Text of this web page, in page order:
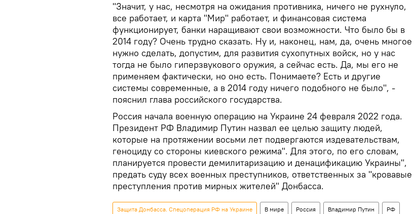
"Значит, у нас, несмотря на ожидания противника, ничего не рухнуло,
все работает, и карта "Мир" работает, и финансовая система
функционирует, банки наращивают свои возможности. Что было бы в
2014 году? Очень трудно сказать. Ну и, наконец, нам, да, очень многое
нужно сделать, допустим, для развития сухопутных войск, но у нас
тогда не было гиперзвукового оружия, а сейчас есть. Да, мы его не
применяем фактически, но оно есть. Понимаете? Есть и другие
системы современные, а в 2014 году ничего подобного не было", -
пояснил глава российского государства.
Россия начала военную операцию на Украине 24 февраля 2022 года.
Президент РФ Владимир Путин назвал ее целью защиту людей,
которые на протяжении восьми лет подвергаются издевательствам,
геноциду со стороны киевского режима". Для этого, по его словам,
планируется провести демилитаризацию и денацификацию Украины",
предать суду всех военных преступников, ответственных за "кровавые
преступления против мирных жителей" Донбасса.
Защита Донбасса. Спецоперация РФ на Украине В мире Россия Владимир Путин РФ